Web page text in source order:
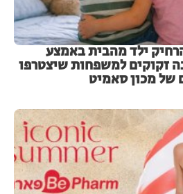
ילד מהבית באמצע
זקוקים למשפחות שיצטרפו
של מכון סאמיט